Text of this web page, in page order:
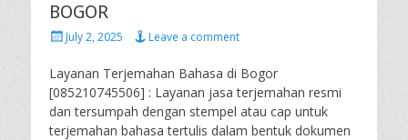
BOGOR
PostedJuly 2, 2025 Leave a comment
Layanan Terjemahan Bahasa di Bogor
[085210745506] : Layanan jasa terjemahan resmi
dan tersumpah dengan stempel atau cap untuk
terjemahan bahasa tertulis dalam bentuk dokumen